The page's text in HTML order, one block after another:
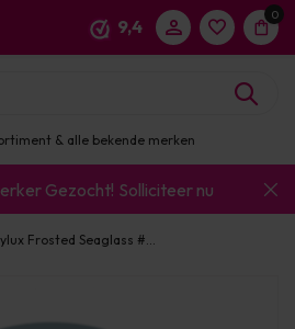
9,4
0
& alle bekende merken
Gezocht! Solliciteer nu
Frosted Seaglass #...